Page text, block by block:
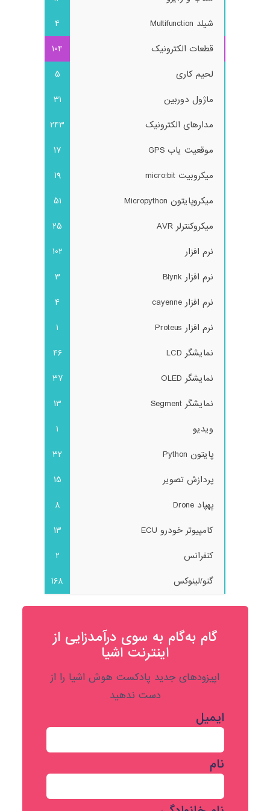
شیلد Multifunction
4
قطعات الکترونیک
104
لحیم کاری
5
ماژول دوربین
31
مدارهای الکترونیک
243
موقعیت یاب GPS
17
میکروبیت micro:bit
19
میکروپایتون Micropython
51
میکروکنترلر AVR
25
نرم افزار
102
نرم افزار Blynk
3
نرم افزار cayenne
4
نرم افزار Proteus
1
نمایشگر LCD
46
نمایشگر OLED
37
نمایشگر Segment
13
ویدیو
1
پایتون Python
32
پردازش تصویر
15
پهپاد Drone
8
کامپیوتر خودرو ECU
13
کنفرانس
2
گنو/لینوکس
168
گام به‌گام به‌ سوی درآمدزایی از
اینترنت اشیا
اپیزودهای جدید پادکست هوش اشیا را از
دست ندهید
ایمیل
نام